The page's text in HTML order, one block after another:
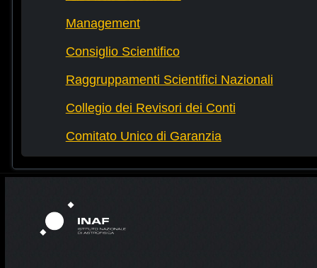
Management
Consiglio Scientifico
Raggruppamenti Scientifici Nazionali
Collegio dei Revisori dei Conti
Comitato Unico di Garanzia